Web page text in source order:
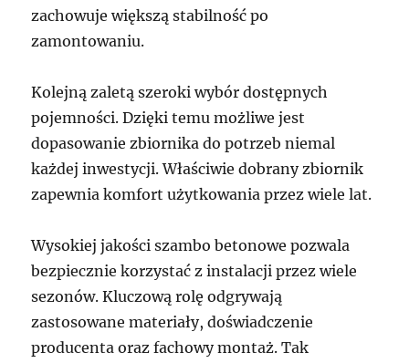
zachowuje większą stabilność po
zamontowaniu.
Kolejną zaletą szeroki wybór dostępnych
pojemności. Dzięki temu możliwe jest
dopasowanie zbiornika do potrzeb niemal
każdej inwestycji. Właściwie dobrany zbiornik
zapewnia komfort użytkowania przez wiele lat.
Wysokiej jakości szambo betonowe pozwala
bezpiecznie korzystać z instalacji przez wiele
sezonów. Kluczową rolę odgrywają
zastosowane materiały, doświadczenie
producenta oraz fachowy montaż. Tak